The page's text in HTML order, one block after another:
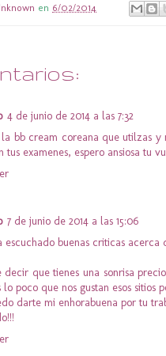
en 6/02/2014
4 de junio de 2014 a las 7:32
bb cream coreana que utilzas y
tus examenes, espero ansiosa tu
7 de junio de 2014 a las 15:06
escuchado buenas criticas
decir que tienes una sonrisa
lo poco que nos gustan esos
darte mi enhorabuena por tu